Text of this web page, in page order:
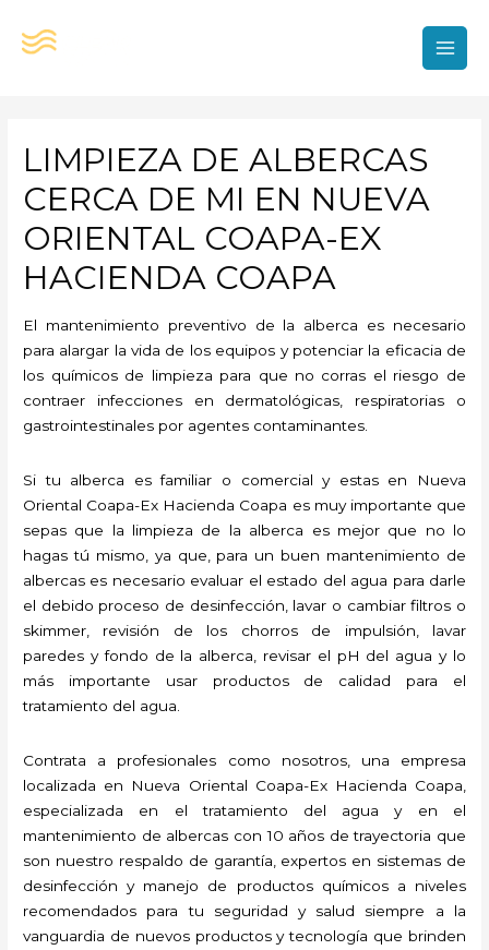
LIMPIEZA DE ALBERCAS
CERCA DE MI EN NUEVA
ORIENTAL COAPA-EX
HACIENDA COAPA
El mantenimiento preventivo de la alberca es necesario
para alargar la vida de los equipos y potenciar la eficacia de
los químicos de limpieza para que no corras el riesgo de
contraer infecciones en dermatológicas, respiratorias o
gastrointestinales por agentes contaminantes.
Si tu alberca es familiar o comercial y estas en Nueva
Oriental Coapa-Ex Hacienda Coapa es muy importante que
sepas que la limpieza de la alberca es mejor que no lo
hagas tú mismo, ya que, para un buen mantenimiento de
albercas es necesario evaluar el estado del agua para darle
el debido proceso de desinfección, lavar o cambiar filtros o
skimmer, revisión de los chorros de impulsión, lavar
paredes y fondo de la alberca, revisar el pH del agua y lo
más importante usar productos de calidad para el
tratamiento del agua.
Contrata a profesionales como nosotros, una empresa
localizada en Nueva Oriental Coapa-Ex Hacienda Coapa,
especializada en el tratamiento del agua y en el
mantenimiento de albercas con 10 años de trayectoria que
son nuestro respaldo de garantía, expertos en sistemas de
desinfección y manejo de productos químicos a niveles
recomendados para tu seguridad y salud siempre a la
vanguardia de nuevos productos y tecnología que brinden